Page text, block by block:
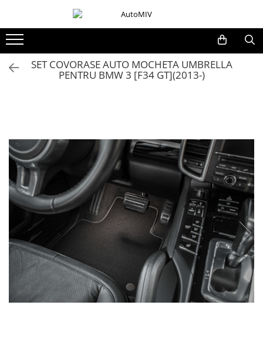
Oferta Saptamanii
Seturi Butoane
Butoane Blocare/Deblocare
Buton Frana
Buton Clapeta Rezervor
Buton Portbagaj
Alte Butoane/Comutatoare
Butoane Semnalizare
Schimbatoare Viteze
Accesorii Auto
Accesorii Auto Exterior
SET COVORASE AUTO MOCHETA UMBRELLA
PENTRU BMW 3 [F34 GT](2013-)